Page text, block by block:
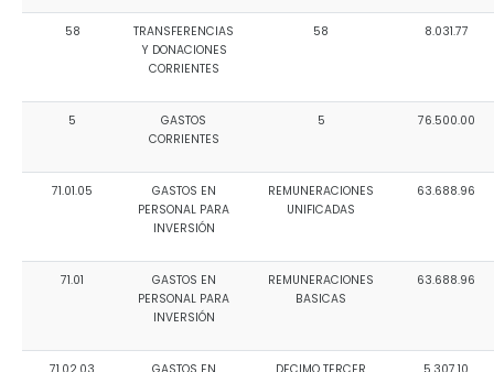
58
TRANSFERENCIAS
Y DONACIONES
CORRIENTES
58 8.031.77
5
GASTOS
CORRIENTES
5 76.500.00
71.01.05
GASTOS EN
PERSONAL PARA
INVERSIÓN
REMUNERACIONES
UNIFICADAS
63.688.96
71.01
GASTOS EN
PERSONAL PARA
INVERSIÓN
REMUNERACIONES
BASICAS
63.688.96
71.02.03 GASTOS EN DECIMO TERCER 5.307.10